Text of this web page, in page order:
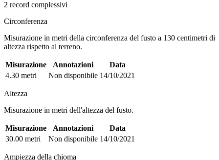
2 record complessivi
Circonferenza
Misurazione in metri della circonferenza del fusto a 130 centimetri di
altezza rispetto al terreno.
Misurazione Annotazioni
Data
4.30 metri
Non disponibile 14/10/2021
Altezza
Misurazione in metri dell'altezza del fusto.
Misurazione Annotazioni
Data
30.00 metri
Non disponibile 14/10/2021
Ampiezza della chioma